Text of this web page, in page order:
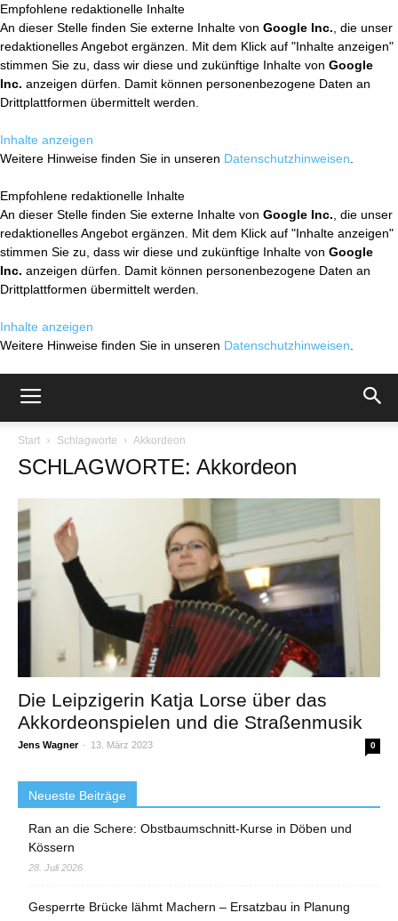
Empfohlene redaktionelle Inhalte
An dieser Stelle finden Sie externe Inhalte von Google Inc. , die unser
redaktionelles Angebot ergänzen. Mit dem Klick auf "Inhalte anzeigen"
stimmen Sie zu, dass wir diese und zukünftige Inhalte von Google
Inc. anzeigen dürfen. Damit können personenbezogene Daten an
Drittplattformen übermittelt werden.
Inhalte anzeigen
Weitere Hinweise finden Sie in unseren Datenschutzhinweisen
Empfohlene redaktionelle Inhalte
An dieser Stelle finden Sie externe Inhalte von Google Inc. , die unser
redaktionelles Angebot ergänzen. Mit dem Klick auf "Inhalte anzeigen"
stimmen Sie zu, dass wir diese und zukünftige Inhalte von Google
Inc. anzeigen dürfen. Damit können personenbezogene Daten an
Drittplattformen übermittelt werden.
Inhalte anzeigen
Weitere Hinweise finden Sie in unseren Datenschutzhinweisen
Start Schlagworte Akkordeon
SCHLAGWORTE: Akkordeon
Die Leipzigerin Katja Lorse über das
Akkordeonspielen und die Straßenmusik
Jens Wagner - 13. März 2023 0
Neueste Beiträge
Ran an die Schere: Obstbaumschnitt-Kurse in Döben und
Kössern
28. Juli 2026
Gesperrte Brücke lähmt Machern – Ersatzbau in Planung